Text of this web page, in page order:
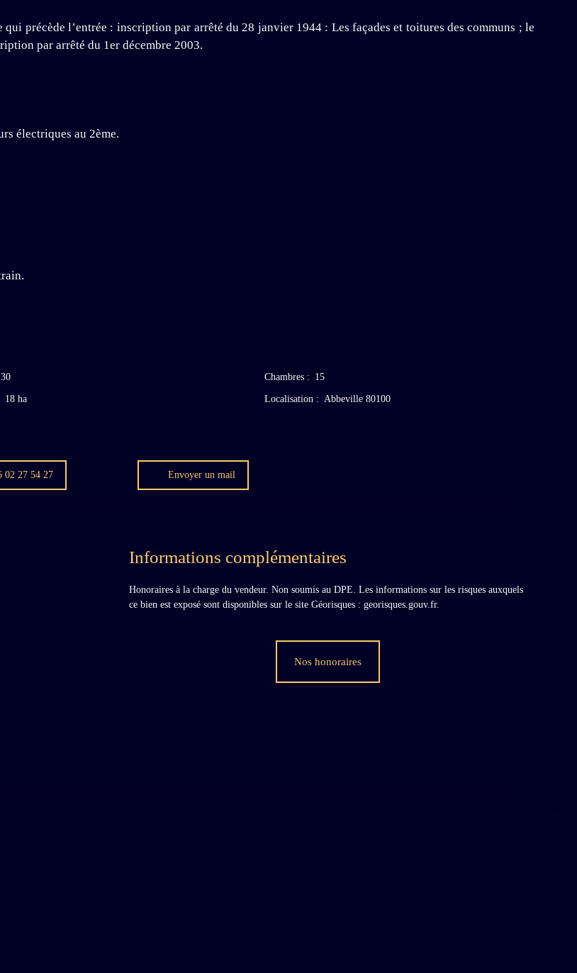
précède l’entrée : inscription par arrêté du 28 janvier 1944 : Les façades et toitures des communs ; le
par arrêté du 1er décembre 2003.
électriques au 2ème.
30 Chambres: 15
18 ha Localisation : Abbeville 80100
02 27 54 27 Envoyer un mail
Informations complémentaires
Honoraires à la charge du vendeur. Non soumis au DPE. Les informations sur les risques auxquels
ce bien est exposé sont disponibles sur le site Géorisques : georisques.gouv.fr.
Nos honoraires